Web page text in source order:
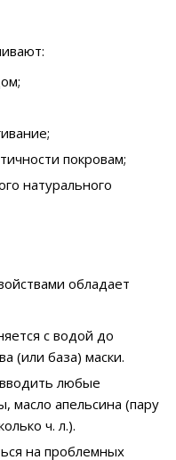
покровам;
натурального
обладает
с водой до
(или база) маски.
любые
масло апельсина (пару
ч. л.).
на проблемных